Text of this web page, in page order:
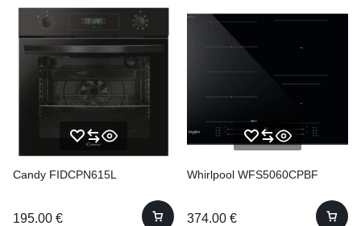
Candy FIDCPN615L
195.00 €
Whirlpool WFS5060CPBF
374.00 €